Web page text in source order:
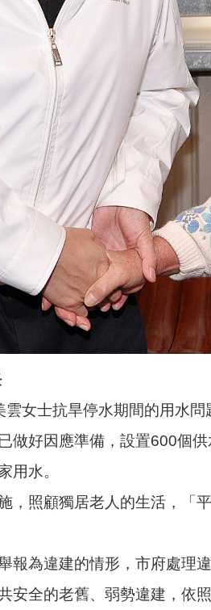
女士抗旱停水期間的用水問
好因應準備，設置600個
用水。
照顧獨居老人的生活，「
為違建的情形，市府處理
全的老舊、弱勢違建，依